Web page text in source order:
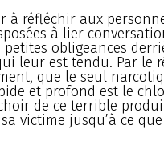
à réfléchir aux
à lier
obligeances
leur est tendu. Par le
que le seul
et profond est le
de ce terrible
victime jusqu’à ce